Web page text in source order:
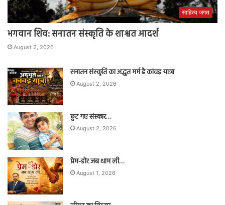
साहित्य जगत
भगवान शिव: सनातन संस्कृति के शाश्वत आदर्श
August 2, 2026
सनातन संस्कृति का अद्भुत मर्म है कांवड़ यात्रा
August 2, 2026
छूट गए संस्कार…
August 2, 2026
प्रेम-डोर जब थाम ली…
August 1, 2026